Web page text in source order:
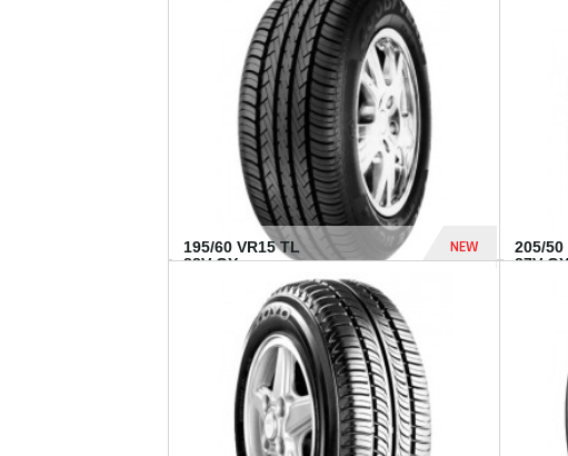
837 Dhs
195/60 VR15 TL
88V GY...
NEW
205/50
87V